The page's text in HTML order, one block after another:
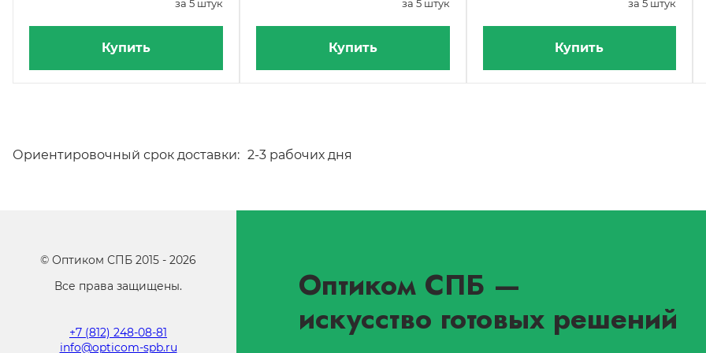
за 5 штук
Купить
за 5 штук
Купить
за 5 штук
Купить
Ориентировочный срок доставки: 2-3 рабочих дня
© Оптиком СПБ 2015 - 2026
Все права защищены.
+7 (812) 248-08-81
info@opticom-spb.ru
Оптиком СПБ —
искусство готовых решений